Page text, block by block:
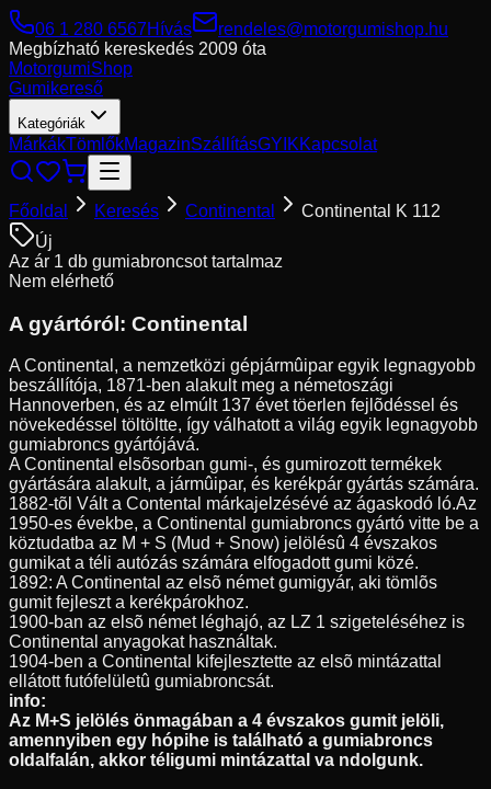
06 1 280 6567Hívás
rendeles@motorgumishop.hu
Megbízható kereskedés 2009 óta
MotorgumiShop
Gumikereső
Kategóriák
MárkákTömlőkMagazinSzállításGYIKKapcsolat
Főoldal Keresés Continental
Continental K 112
Új
Az ár 1 db gumiabroncsot tartalmaz
Nem elérhető
A gyártóról: Continental
A Continental, a nemzetközi gépjármûipar egyik legnagyobb
beszállítója, 1871-ben alakult meg a németoszági
Hannoverben, és az elmúlt 137 évet töerlen fejlõdéssel és
növekedéssel töltöltte, így válhatott a világ egyik legnagyobb
gumiabroncs gyártójává.
A Continental elsõsorban gumi-, és gumirozott termékek
gyártására alakult, a jármûipar, és kerékpár gyártás számára.
1882-tõl Vált a Contental márkajelzésévé az ágaskodó ló.Az
1950-es évekbe, a Continental gumiabroncs gyártó vitte be a
köztudatba az M + S (Mud + Snow) jelölésû 4 évszakos
gumikat a téli autózás számára elfogadott gumi közé.
1892: A Continental az elsõ német gumigyár, aki tömlõs
gumit fejleszt a kerékpárokhoz.
1900-ban az elsõ német léghajó, az LZ 1 szigeteléséhez is
Continental anyagokat használtak.
1904-ben a Continental kifejlesztette az elsõ mintázattal
ellátott futófelületû gumiabroncsát.
info:
Az M+S jelölés önmagában a 4 évszakos gumit jelöli,
amennyiben egy hópihe is található a gumiabroncs
oldalfalán, akkor téligumi mintázattal va ndolgunk.